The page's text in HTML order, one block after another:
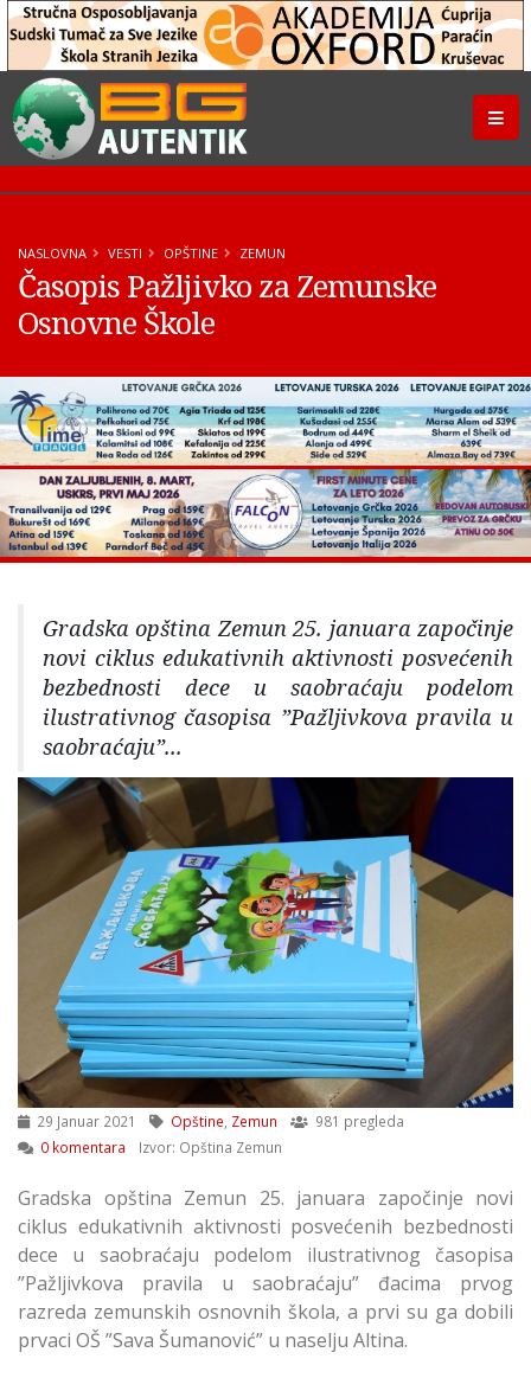
NASLOVNA VESTI OPŠTINE ZEMUN
Časopis Pažljivko za Zemunske
Osnovne Škole
Gradska opština Zemun 25. januara započinje
novi ciklus edukativnih aktivnosti posvećenih
bezbednosti dece u saobraćaju podelom
ilustrativnog časopisa ”Pažljivkova pravila u
saobraćaju”...
29 Januar 2021 Opštine Zemun
981 pregleda
0 komentara
Izvor: Opština Zemun
Gradska opština Zemun 25. januara započinje novi
ciklus edukativnih aktivnosti posvećenih bezbednosti
dece u saobraćaju podelom ilustrativnog časopisa
”Pažljivkova pravila u saobraćaju” đacima prvog
razreda zemunskih osnovnih škola, a prvi su ga dobili
prvaci OŠ ”Sava Šumanović” u naselju Altina.